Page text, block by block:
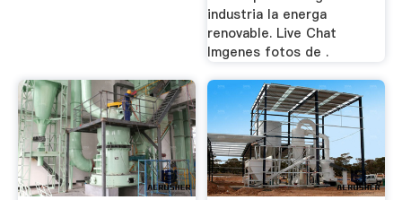
industria la energa
renovable. Live Chat
Imgenes fotos de .